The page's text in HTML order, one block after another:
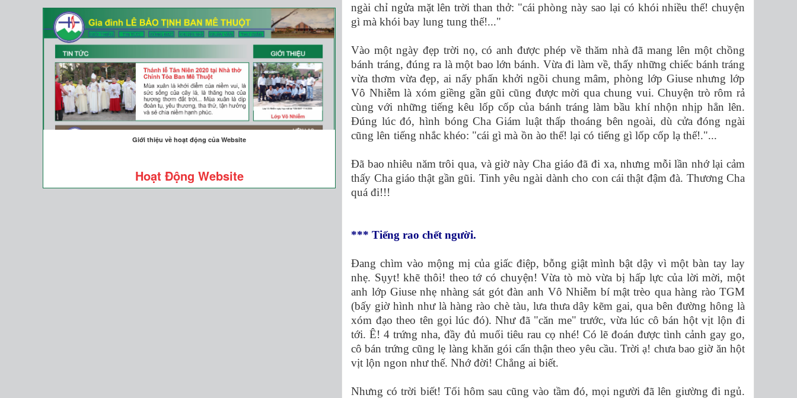
ngài chỉ ngửa mặt lên trời than thở: "cái phòng này sao lại có khói nhiều thế! chuyện
gì mà khói bay lung tung thế!..."
Vào một ngày đẹp trời nọ, có anh được phép về thăm nhà đã mang lên một chồng
bánh tráng, đúng ra là một bao lớn bánh. Vừa đi làm về, thấy những chiếc bánh tráng
vừa thơm vừa đẹp, ai nấy phấn khởi ngồi chung mâm, phòng lớp Giuse nhưng lớp
Vô Nhiễm là xóm giềng gần gũi cũng được mời qua chung vui. Chuyện trò rôm rả
cùng với những tiếng kêu lốp cốp của bánh tráng làm bầu khí nhộn nhịp hẳn lên.
Đúng lúc đó, hình bóng Cha Giám luật thấp thoáng bên ngoài, dù cửa đóng ngài
cũng lên tiếng nhắc khéo: "cái gì mà ồn ào thế! lại có tiếng gì lốp cốp lạ thế!."...
Đã bao nhiêu năm trôi qua, và giờ này Cha giáo đã đi xa, nhưng mỗi lần nhớ lại cảm
thấy Cha giáo thật gần gũi. Tinh yêu ngài dành cho con cái thật đậm đà. Thương Cha
quá đi!!!
*** Tiếng rao chết người.
Đang chìm vào mộng mị của giấc điệp, bỗng giật mình bật dậy vì một bàn tay lay
nhẹ. Sụyt! khẽ thôi! theo tớ có chuyện! Vừa tò mò vừa bị hấp lực của lời mời, một
anh lớp Giuse nhẹ nhàng sát gót đàn anh Vô Nhiễm bí mật trèo qua hàng rào TGM
(bấy giờ hình như là hàng rào chè tàu, lưa thưa dây kẽm gai, qua bên đường hông là
xóm đạo theo tên gọi lúc đó). Như đã "căn me" trước, vừa lúc cô bán hột vịt lộn đi
tới. Ê! 4 trứng nha, đầy đủ muối tiêu rau cọ nhé! Có lẽ đoán được tình cảnh gay go,
cô bán trứng cũng lẹ làng khăn gói cẩn thận theo yêu cầu. Trời ạ! chưa bao giờ ăn hột
vịt lộn ngon như thế. Nhớ đời! Chẳng ai biết.
Nhưng có trời biết! Tối hôm sau cũng vào tầm đó, mọi người đã lên giường đi ngủ.
Giới thiệu về hoạt động của Website
Hoạt Động Website